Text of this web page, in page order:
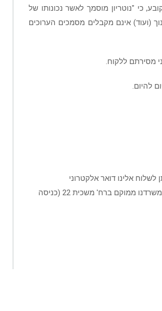
מכח סעיף 3 לחוק הנוטריונים, תשל"ו-1976 אשר קובע, כי "נוטריון מוסמך לאשר נכונותו של
(ועוד) אינם מקבלים מסמכים הערוכים
מסירתם ללקוח.
להיום.
לשלוח אלינו דואר אלקטרוני
וצוות המשרד יטפל בפנייתכם באופן מיידי. משרדנו ממוקם ברח' משכית 22 (כניסה